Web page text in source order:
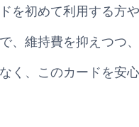
を初めて利用する方
、維持費を抑えつつ
く、このカードを安